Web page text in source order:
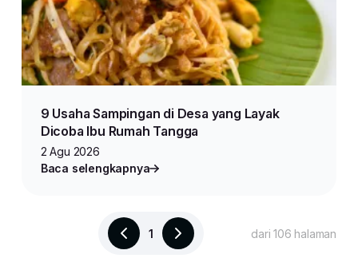
9 Usaha Sampingan di Desa yang Layak
Dicoba Ibu Rumah Tangga
2 Agu 2026
Baca selengkapnya
1 dari 106 halaman